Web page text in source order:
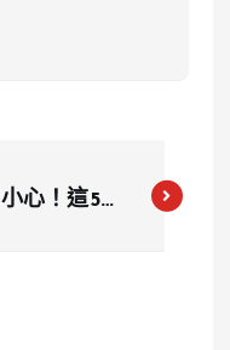
小心！這5種